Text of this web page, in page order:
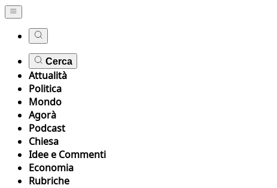
Cerca
Attualità
Politica
Mondo
Agorà
Podcast
Chiesa
Idee e Commenti
Economia
Rubriche